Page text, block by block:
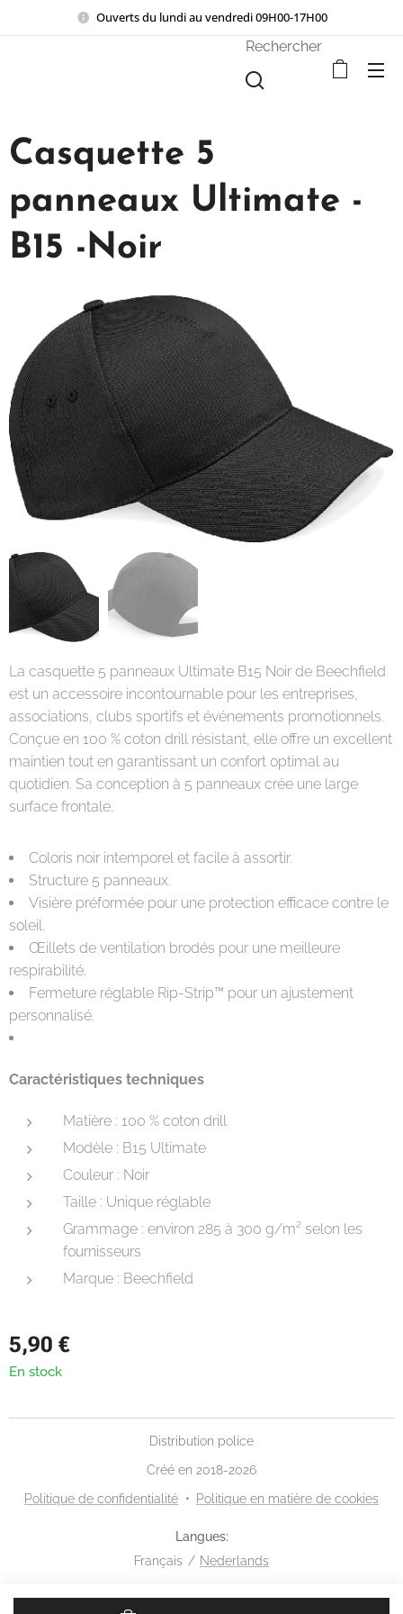
Ouverts du lundi au vendredi 09H00-17H00
Rechercher
Casquette 5
panneaux Ultimate -
B15 -Noir
La casquette 5 panneaux Ultimate B15 Noir de Beechfield
est un accessoire incontournable pour les entreprises,
associations, clubs sportifs et événements promotionnels.
Conçue en 100 % coton drill résistant, elle offre un excellent
maintien tout en garantissant un confort optimal au
quotidien. Sa conception à 5 panneaux crée une large
surface frontale.
Coloris noir intemporel et facile à assortir.
Structure 5 panneaux.
Visière préformée pour une protection efficace contre le
soleil.
Œillets de ventilation brodés pour une meilleure
respirabilité.
Fermeture réglable Rip-Strip™ pour un ajustement
personnalisé.
Caractéristiques techniques
Matière : 100 % coton drill
Modèle : B15 Ultimate
Couleur : Noir
Taille : Unique réglable
Grammage : environ 285 à 300 g/m² selon les
fournisseurs
Marque : Beechfield
5,90 €
En stock
Distribution police
Créé en 2018-2026
Politique de confidentialité
Politique en matière de cookies
Langues
Français
Nederlands